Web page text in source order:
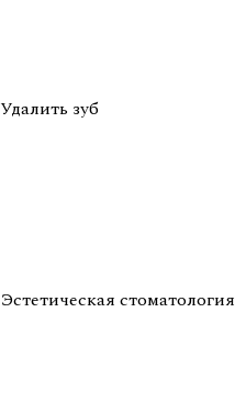
Удалить зуб
Эстетическая стоматология